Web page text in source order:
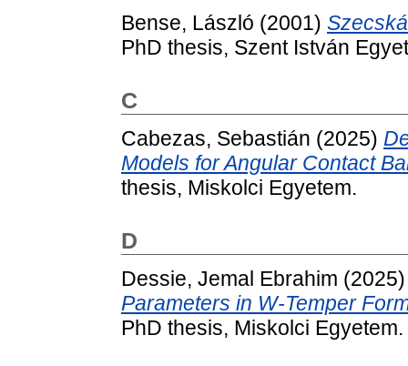
Bense, László (2001)
PhD thesis, Szent István
C
Cabezas, Sebastián (2025)
Models for Angular Contact
thesis, Miskolci Egyetem.
D
Dessie, Jemal Ebrahim
Parameters in W-Temper
PhD thesis, Miskolci Egyetem.